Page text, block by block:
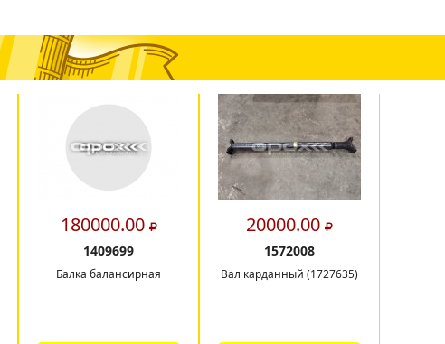
180000.00
1409699
Балка балансирная
20000.00
1572008
Вал карданный (1727635)